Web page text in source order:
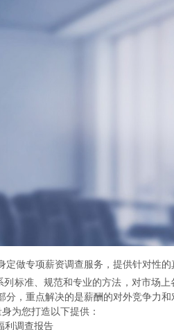
定做专项薪资调查服务，提供针对性
列标准、规范和专业的方法，对市场
分，重点解决的是薪酬的对外竞争力
为您打造以下提供：
利调查报告